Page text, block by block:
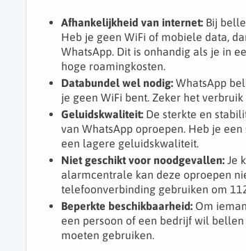
Afhankelijkheid van internet: Bij
Heb je geen WiFi of mobiele data,
WhatsApp. Dit is onhandig als je in
hoge roamingkosten.
Databundel wel nodig: WhatsApp
je geen WiFi bent. Zeker het
Geluidskwaliteit: De sterkte en
van WhatsApp oproepen. Heb je
een lagere geluidskwaliteit.
Niet geschikt voor noodgevallen: Je
alarmcentrale kan deze oproepen
telefoonverbinding gebruiken om
Beperkte beschikbaarheid: Om
een persoon of een bedrijf wil
moeten gebruiken.